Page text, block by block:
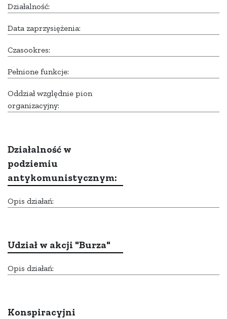
Działalność:
Data zaprzysiężenia:
Czasookres:
Pełnione funkcje:
Oddział względnie pion
organizacyjny:
Działalność w
podziemiu
antykomunistycznym:
Opis działań:
Udział w akcji "Burza"
Opis działań:
Konspiracyjni